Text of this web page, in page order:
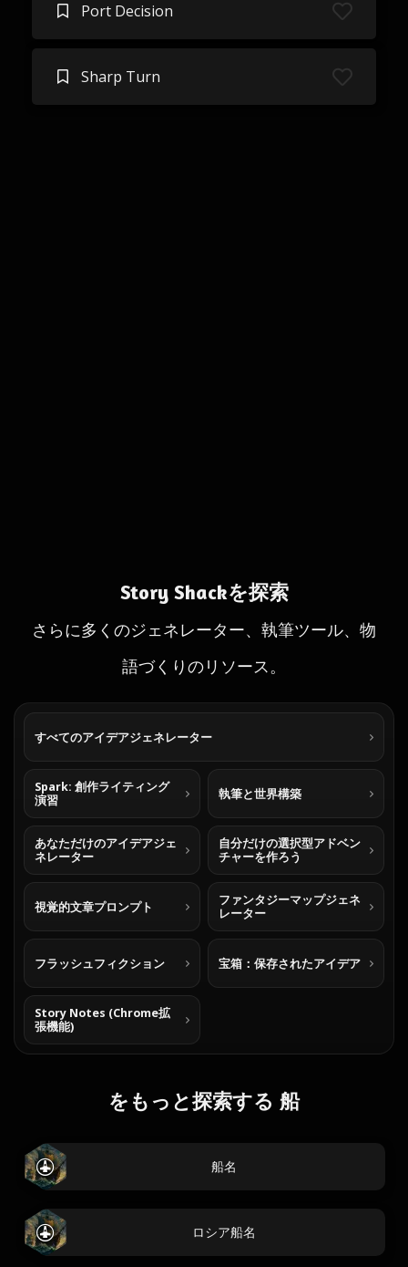
Port Decision
Sharp Turn
Story Shackを探索
さらに多くのジェネレーター、執筆ツール、物
語づくりのリソース。
すべてのアイデアジェネレーター
Spark: 創作ライティング
演習
執筆と世界構築
あなただけのアイデアジェ
ネレーター
自分だけの選択型アドベン
チャーを作ろう
視覚的文章プロンプト
ファンタジーマップジェネ
レーター
フラッシュフィクション 宝箱：保存されたアイデア
Story Notes (Chrome拡
張機能)
をもっと探索する 船
船名
ロシア船名